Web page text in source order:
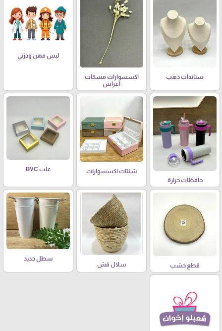
ستاندات ذهب
اكسسوارات مسكات
اعراس
لبس مهن ودزني
حافظات حرارة
شنتات اكسسوارات علب BVC
قطع خشب سلال قش
سطل حديد